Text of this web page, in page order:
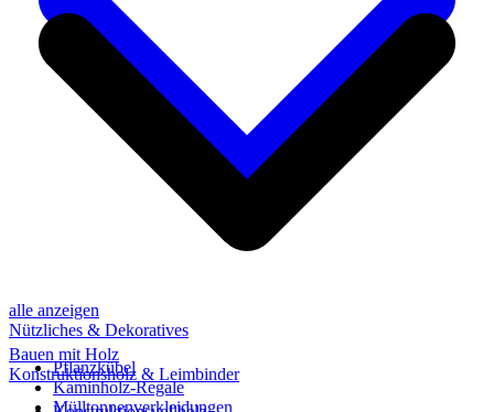
alle anzeigen
Nützliches & Dekoratives
Pflanzkübel
Kaminholz-Regale
Mülltonnenverkleidungen
Bauen mit Holz
Konstruktionsholz & Leimbinder